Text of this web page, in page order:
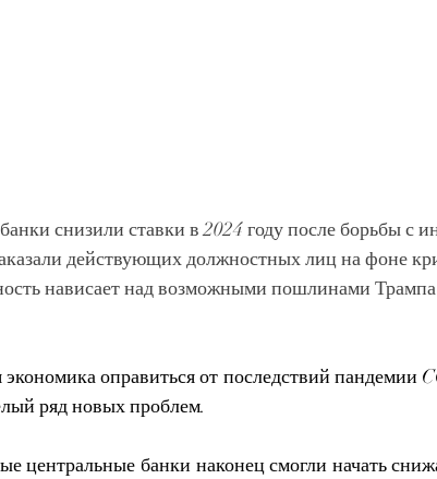
снизили ставки в 2024 году после борьбы с
действующих должностных лиц на фоне
нависает над возможными пошлинами
оправиться от последствий пандемии
ряд новых проблем.
центральные банки наконец смогли начать